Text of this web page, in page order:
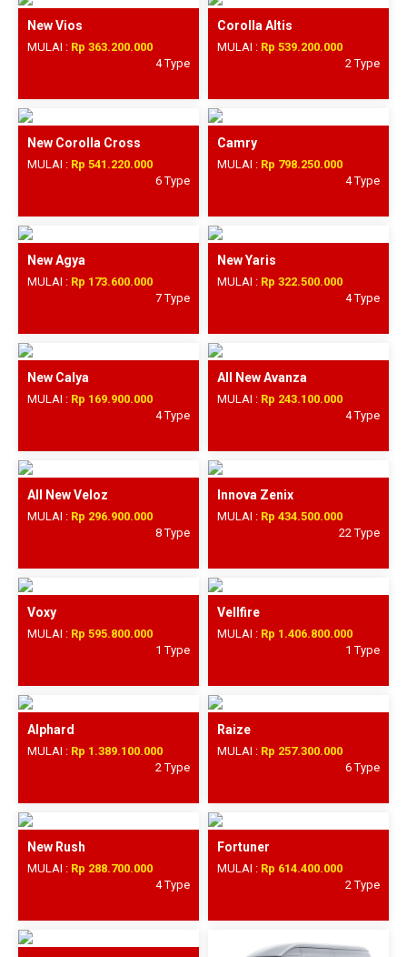
New Vios
MULAI : Rp 363.200.000
4 Type
Corolla Altis
MULAI : Rp 539.200.000
2 Type
New Corolla Cross
MULAI : Rp 541.220.000
6 Type
Camry
MULAI : Rp 798.250.000
4 Type
New Agya
MULAI : Rp 173.600.000
7 Type
New Yaris
MULAI : Rp 322.500.000
4 Type
New Calya
MULAI : Rp 169.900.000
4 Type
All New Avanza
MULAI : Rp 243.100.000
4 Type
All New Veloz
MULAI : Rp 296.900.000
8 Type
Innova Zenix
MULAI : Rp 434.500.000
22 Type
Voxy
MULAI : Rp 595.800.000
1 Type
Vellfire
MULAI : Rp 1.406.800.000
1 Type
Alphard
MULAI : Rp 1.389.100.000
2 Type
Raize
MULAI : Rp 257.300.000
6 Type
New Rush
MULAI : Rp 288.700.000
4 Type
Fortuner
MULAI : Rp 614.400.000
2 Type